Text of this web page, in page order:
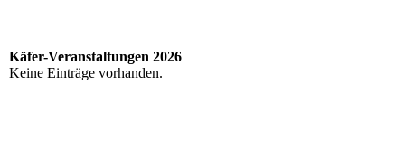
Käfer-Veranstaltungen 2026
Keine Einträge vorhanden.